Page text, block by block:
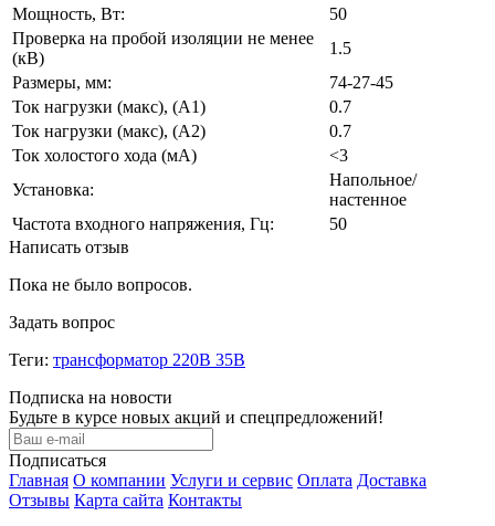
Мощность, Вт:
50
Проверка на пробой изоляции не менее
(кВ)
1.5
Размеры, мм:
74-27-45
Ток нагрузки (макс), (А1)
0.7
Ток нагрузки (макс), (А2)
0.7
Ток холостого хода (мА)
<3
Установка:
Напольное/
настенное
Частота входного напряжения, Гц:
50
Написать отзыв
Пока не было вопросов.
Задать вопрос
Теги: трансформатор 220В 35В
Подписка на новости
Будьте в курсе новых акций и спецпредложений!
Подписаться
Главная О компании Услуги и сервис Оплата Доставка
Отзывы Карта сайта Контакты